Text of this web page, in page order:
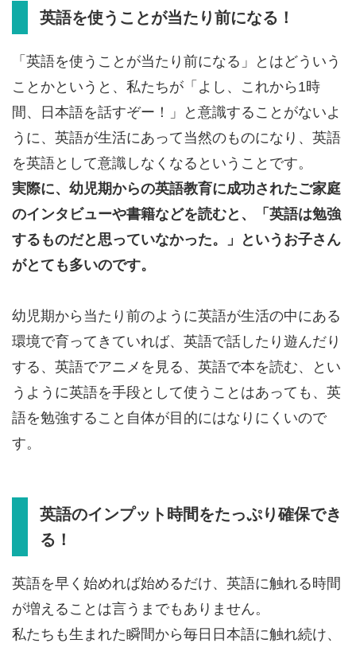
英語を使うことが当たり前になる！
「英語を使うことが当たり前になる」とはどういう
ことかというと、私たちが「よし、これから1時
間、日本語を話すぞー！」と意識することがないよ
うに、英語が生活にあって当然のものになり、英語
を英語として意識しなくなるということです。
実際に、幼児期からの英語教育に成功されたご家庭
のインタビューや書籍などを読むと、「英語は勉強
するものだと思っていなかった。」というお子さん
がとても多いのです。
幼児期から当たり前のように英語が生活の中にある
環境で育ってきていれば、英語で話したり遊んだり
する、英語でアニメを見る、英語で本を読む、とい
うように英語を手段として使うことはあっても、英
語を勉強すること自体が目的にはなりにくいので
す。
英語のインプット時間をたっぷり確保でき
る！
英語を早く始めれば始めるだけ、英語に触れる時間
が増えることは言うまでもありません。
私たちも生まれた瞬間から毎日日本語に触れ続け、